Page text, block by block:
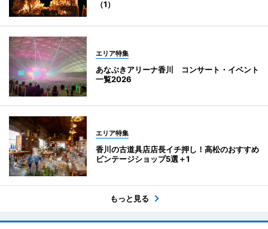
（1）
エリア特集
あなぶきアリーナ香川 コンサート・イベント
一覧2026
エリア特集
香川の古道具店店長イチ押し！高松のおすすめ
ビンテージショップ5選＋1
もっと見る